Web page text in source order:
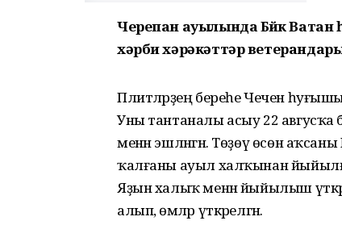
Черепан ауылында Бөйөк
хәрби хәрәкәттәр
Плитәләрҙең береһе Чечен
Уны тантаналы асыу 22 авгусҡа
менән эшләнгән. Төҙөү өсөн
ҡалғаны ауыл халҡынан
Яҙын халыҡ менән йыйылыш
алып, өмәләр үткәрелгән.